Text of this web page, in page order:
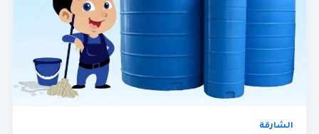
الشارقة